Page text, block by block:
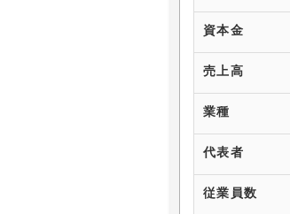
資本金
売上高
業種
代表者
従業員数